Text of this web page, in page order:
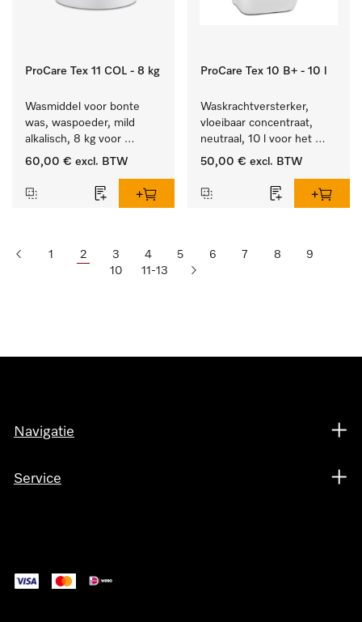
ProCare Tex 11 COL - 8 kg
Wasmiddel voor bonte
was, waspoeder, mild
alkalisch, 8 kg voor
behoud van kleur en
was.
60,00 € excl. BTW
ProCare Tex 10 B+ - 10 l
Waskrachtversterker,
vloeibaar concentraat,
neutraal, 10 l voor het
effectief verwijderen van
50,00 € excl. BTW
1 2 3 4 5 6 7 8
9
10
11-13
Navigatie
Service